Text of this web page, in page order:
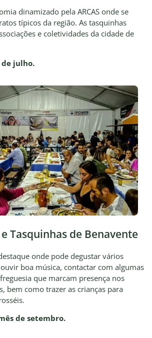
dinamizado pela ARCAS onde se
típicos da região. As tasquinhas
e coletividades da cidade de
de julho.
Tasquinhas de Benavente
onde pode degustar vários
boa música, contactar com algumas
que marcam presença nos
bem como trazer as crianças para
de setembro.